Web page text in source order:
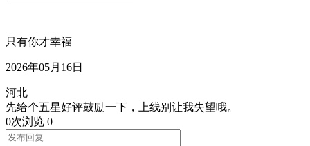
只有你才幸福
2026年05月16日
河北
先给个五星好评鼓励一下，上线别让我失望哦。
0次浏览 0